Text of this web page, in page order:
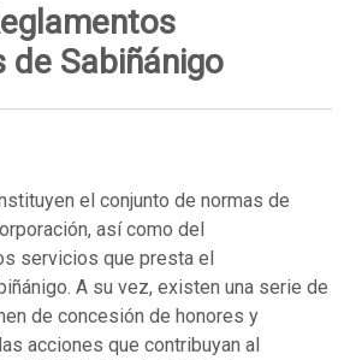
de Sabiñánigo
el conjunto de normas de
así como del
servicios que presta el
A su vez, existen una serie de
de concesión de honores y
acciones que contribuyan al